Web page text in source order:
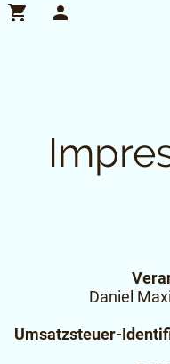
Daniel
Umsatzsteuer-